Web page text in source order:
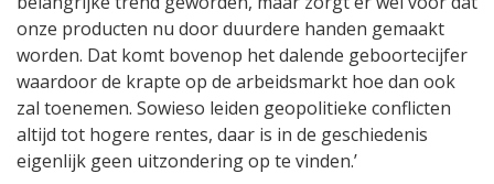
onze producten nu door duurdere handen gemaakt
worden. Dat komt bovenop het dalende geboortecijfer
waardoor de krapte op de arbeidsmarkt hoe dan ook
zal toenemen. Sowieso leiden geopolitieke conflicten
altijd tot hogere rentes, daar is in de geschiedenis
eigenlijk geen uitzondering op te vinden.’